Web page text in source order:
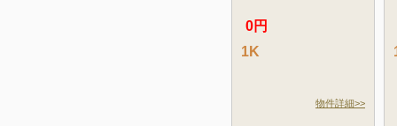
0円
1K
物件詳細>>